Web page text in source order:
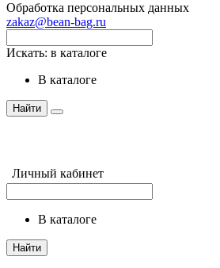
Обработка персональных данных
zakaz@bean-bag.ru
Искать: в каталоге
в каталоге
Найти
Личный кабинет
в каталоге
Найти